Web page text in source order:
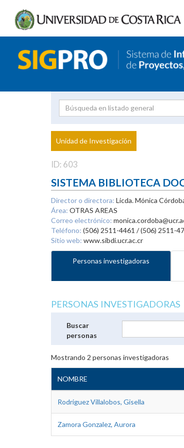
Proyecto
Investigador
Unidad de Investigación
ID: 603
SISTEMA BIBLIOTECA
Director o directora: Licda. Mónica
Área: OTRAS AREAS
Correo electrónico:
Teléfono: (506) 2511-4461 / (506) 2511-
Sitio web: www.sibdi.ucr.ac.cr
Personas investigadoras
PERSONAS INVESTIGADORAS
Buscar
personas
Mostrando 2 personas investigadoras
NOMBRE
Rodriguez Villalobos, Gisella
Zamora Gonzalez, Aurora